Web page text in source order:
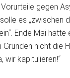
gegen
es „zwischen
Ende Mai
Gründen nicht die
wir kapitulieren!“